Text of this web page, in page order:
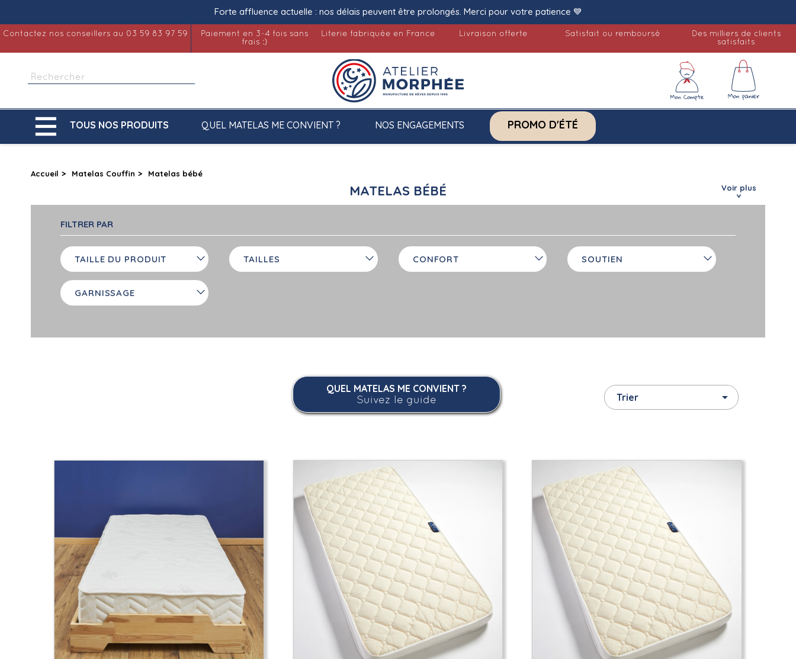
Forte affluence actuelle : nos délais peuvent être prolongés. Merci pour votre patience 💙
Contactez nos conseillers au 03 59 83 97 59
Paiement en 3-4 fois sans
frais :)
Literie fabriquée en France Livraison offerte Satisfait ou remboursé
Des milliers de clients
satisfaits
 TOUS NOS PRODUITS QUEL MATELAS ME CONVIENT ? NOS ENGAGEMENTS PROMO D'ÉTÉ
Accueil Matelas Couffin Matelas bébé
MATELAS BÉBÉ Voir plus
FILTRER PAR
TAILLE DU PRODUIT TAILLES CONFORT SOUTIEN
GARNISSAGE
QUEL MATELAS ME CONVIENT ?
Suivez le guide Trier 